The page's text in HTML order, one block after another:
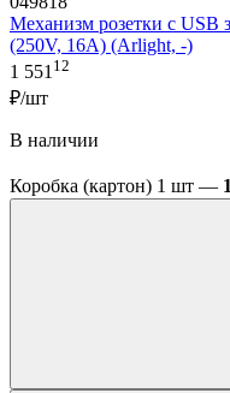
Механизм розетки с
(250V, 16A) (Arlight, -)
1 55112
₽/шт
В наличии
Коробка (картон) 1 шт —